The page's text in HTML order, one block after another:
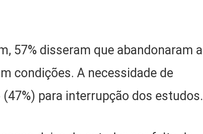
57% disseram que abandonaram a
condições. A necessidade de
para interrupção dos estudos.